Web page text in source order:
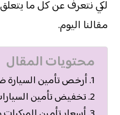
لكي نتعرف عن كل ما
مقالنا اليوم.
محتويات المقال
أرخص تأمين السيارة
تخفيض تأمين